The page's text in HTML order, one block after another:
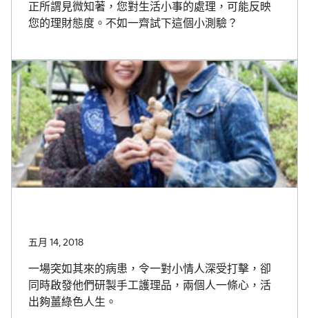
正所謂見微知著，您對生活小事的處理，可能反映
您的理財態度。不如一齊試下這個小測驗？
五月 14, 2018
一場突如其來的病患，令一對小情人深受打擊，卻
同時啟發他們研製手工護理品，兩個人一條心，活
出夠薑綠色人生。